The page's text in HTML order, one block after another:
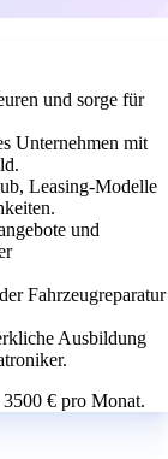
und sorge für
Unternehmen mit
Leasing-Modelle
und
Fahrzeugreparatur
Ausbildung
€ pro Monat.